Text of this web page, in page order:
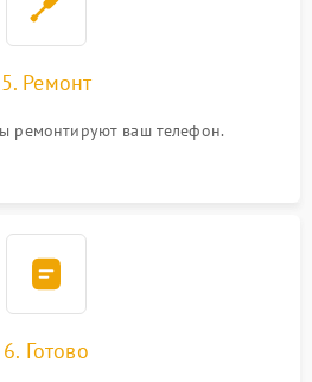
5. Ремонт
ремонтируют ваш телефон.
6. Готово